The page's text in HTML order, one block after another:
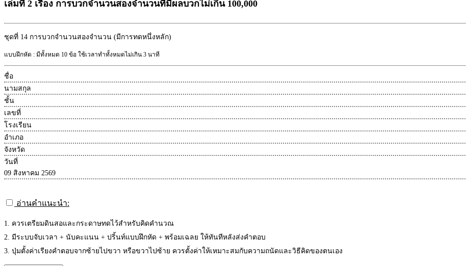
เล่มที่ 2 เรื่อง การบวกจำนวนสองจำนวนที่มีผลบวกไม่เกิน 100,000
ชุดที่ 14 การบวกจำนวนสองจำนวน (มีการทดหนึ่งหลัก)
แบบฝึกหัด : มีทั้งหมด 10 ข้อ ใช้เวลาทำทั้งหมดไม่เกิน 3 นาที
ชื่อ
นามสกุล
ชั้น
เลขที่
โรงเรียน
อำเภอ
จังหวัด
วันที่
09 สิงหาคม 2569
อ่านคำแนะนำ:
1. ควรเตรียมดินสอและกระดาษทดไว้สำหรับคิดคำนวณ
2. มีระบบจับเวลา + นับคะแนน + ปริ้นท์แบบฝึกหัด + พร้อมเฉลย ให้ทันทีหลังส่งคำตอบ
3. ปุ่มตั้งค่าเรียงคำตอบจากซ้ายไปขวา หรือขวาไปซ้าย ควรตั้งค่าให้เหมาะสมกับความถนัดและวิธีคิดของตนเอง